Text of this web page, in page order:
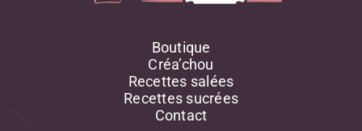
Boutique
Créa’chou
Recettes salées
Recettes sucrées
Contact